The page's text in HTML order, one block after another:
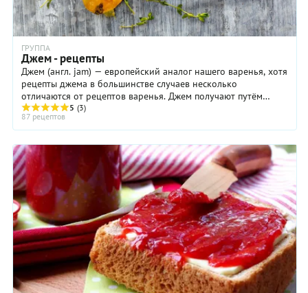
ГРУППА
Джем - рецепты
Джем (англ. jam) — европейский аналог нашего варенья, хотя
рецепты джема в большинстве случаев несколько
отличаются от рецептов варенья. Джем получают путём
уваривания плодов или ягод в сахарном ...
5 (3)
87 рецептов